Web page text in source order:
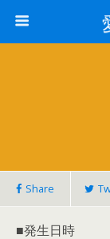
Share
■発生日時